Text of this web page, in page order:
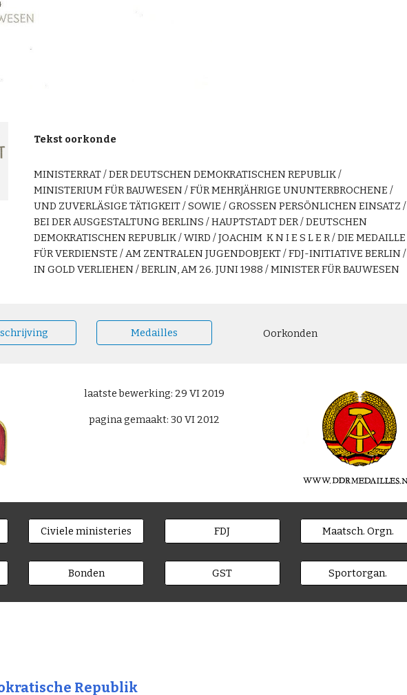
Tekst oorkonde
MINISTERRAT / DER DEUTSCHEN DEMOKRATISCHEN REPUBLIK /
MINISTERIUM FÜR BAUWESEN / FÜR MEHRJÄHRIGE UNUNTERBROCHENE /
UND ZUVERLÄSIGE TÄTIGKEIT / SOWIE / GROSSEN PERSÖNLICHEN EINSATZ /
BEI DER AUSGESTALTUNG BERLINS / HAUPTSTADT DER / DEUTSCHEN
DEMOKRATISCHEN REPUBLIK / WIRD / JOACHIM K N I E S L E R / DIE MEDAILLE
FÜR VERDIENSTE / AM ZENTRALEN JUGENDOBJEKT / FDJ-INITIATIVE BERLIN /
IN GOLD VERLIEHEN / BERLIN, AM 26. JUNI 1988 / MINISTER FÜR BAUWESEN
Medailles Oorkonden
laatste bewerking: 29 VI 2019
pagina gemaakt: 30 VI 2012
Civiele ministeries
Bonden
FDJ
GST
Maatsch. Orgn.
Sportorgan.
Republik